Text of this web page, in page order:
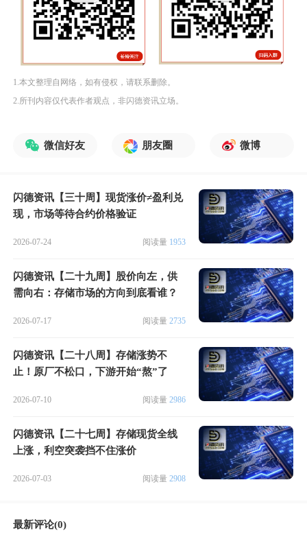
1.本文整理自网络，如有侵权，请联系删除。
2.所刊内容仅代表作者观点，非闪德资讯立场。
微信好友 朋友圈 微博
闪德资讯【三十周】现货涨价≠盈利兑
现，市场等待合约价格验证
2026-07-24 阅读量 1953
闪德资讯【二十九周】股价向左，供
需向右：存储市场的方向到底看谁？
2026-07-17 阅读量 2735
闪德资讯【二十八周】存储涨势不
止！原厂不松口，下游开始“熬”了
2026-07-10 阅读量 2986
闪德资讯【二十七周】存储现货全线
上涨，利空突袭挡不住涨价
2026-07-03 阅读量 2908
最新评论(0)